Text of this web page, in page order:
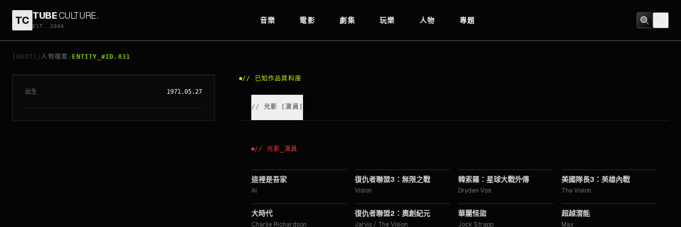
TC TUBECULTURE.
EST. 2006
音樂 電影 劇集 玩樂 人物 專題
[ROOT] /人物檔案 / ENTITY_#ID.831
// ENTITY_#ID.831
PAUL BETTANY
出生 1971.05.27
// 已知作品資料庫
// 光影 [演員
// 光影 _演員
這裡是吾家
Al
復仇者聯盟3：無限之戰
Vision
韓索羅：星球大戰外傳
Dryden Vos
美國隊長3：英雄內戰
The Vision
大時代
Charlie Richardson
復仇者聯盟2：奧創紀元
Jarvis / The Vision
華麗怪盜
Jock Strapp
超越潛能
Max